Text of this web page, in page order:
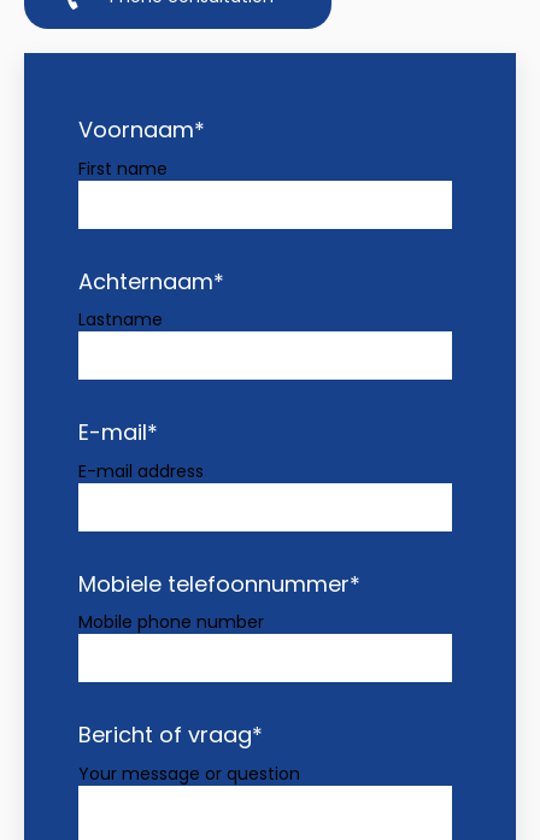
Voornaam*
First name
Achternaam*
Lastname
E-mail*
E-mail address
Mobiele telefoonnummer*
Mobile phone number
Bericht of vraag*
Your message or question